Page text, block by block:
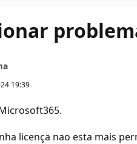
19:39
licença nao esta mais